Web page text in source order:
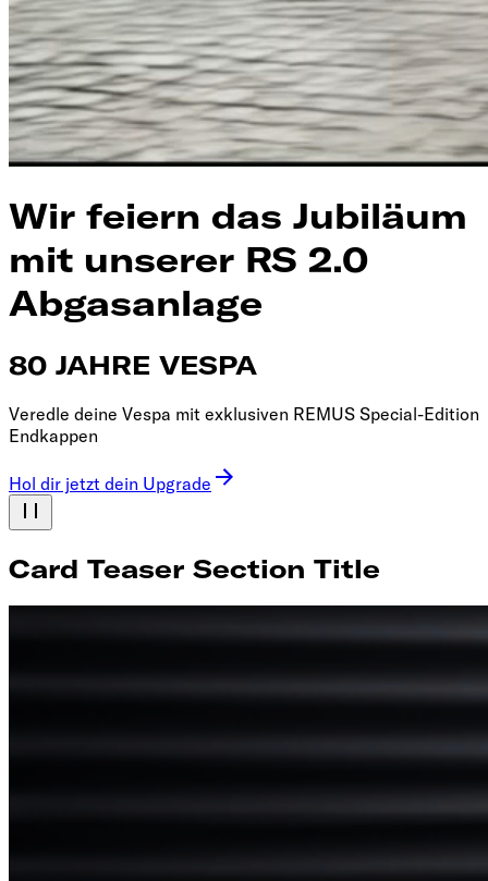
Wir feiern das Jubiläum
mit unserer RS 2.0
Abgasanlage
80 JAHRE VESPA
Veredle deine Vespa mit exklusiven REMUS Special-Edition
Endkappen
Hol dir jetzt dein Upgrade
Card Teaser Section Title